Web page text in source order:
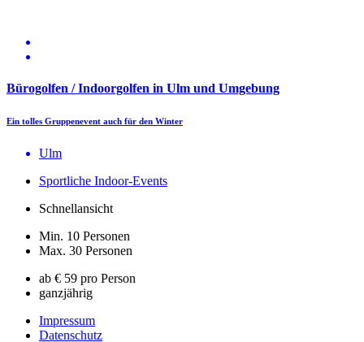
Bürogolfen / Indoorgolfen in Ulm und Umgebung
Ein tolles Gruppenevent auch für den Winter
Ulm
Sportliche Indoor-Events
Schnellansicht
Min. 10 Personen
Max. 30 Personen
ab € 59 pro Person
ganzjährig
Impressum
Datenschutz